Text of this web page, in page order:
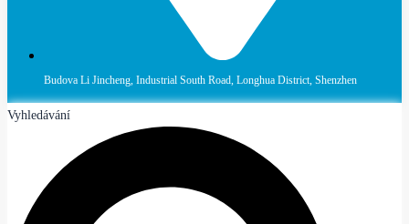
Budova Li Jincheng, Industrial South Road, Longhua District, Shenzhen
Vyhledávání